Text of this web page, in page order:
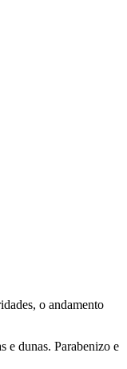
o andamento
e dunas. Parabenizo e